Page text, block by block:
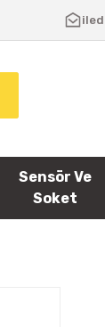
Sensör Ve
Soket